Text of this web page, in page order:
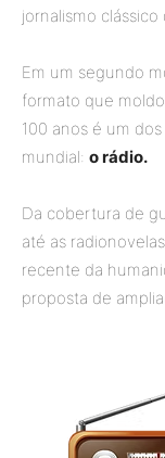
jornalismo clássico
Em um segundo
formato que
100 anos é um
mundial: o rádio.
Da cobertura de
até as
recente da
proposta de